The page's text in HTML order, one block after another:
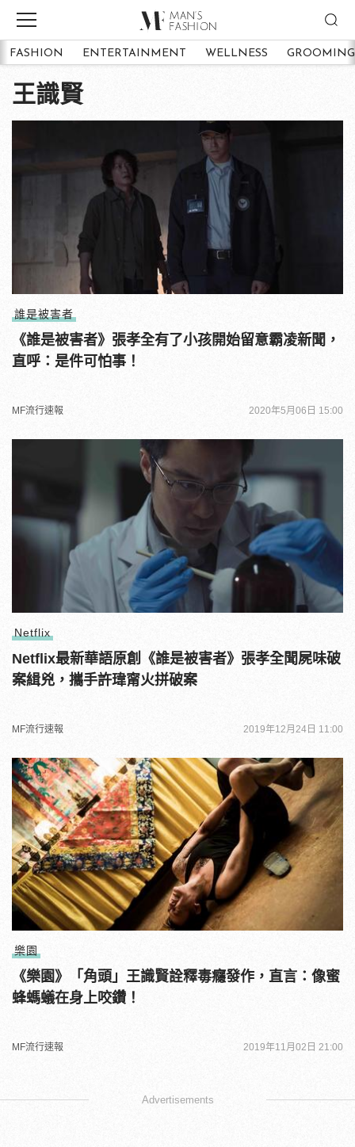
FASHION ENTERTAINMENT WELLNESS GROOMING
王識賢
誰是被害者
《誰是被害者》張孝全有了小孩開始留意霸凌新聞，
直呼：是件可怕事！
MF流行速報 2020年5月06日 15:00
Netflix
Netflix最新華語原創《誰是被害者》張孝全聞屍味破
案緝兇，攜手許瑋甯火拼破案
MF流行速報 2019年12月24日 11:00
樂園
《樂園》「角頭」王識賢詮釋毒癮發作，直言：像蜜
蜂螞蟻在身上咬鑽！
MF流行速報 2019年11月02日 21:00
Advertisements